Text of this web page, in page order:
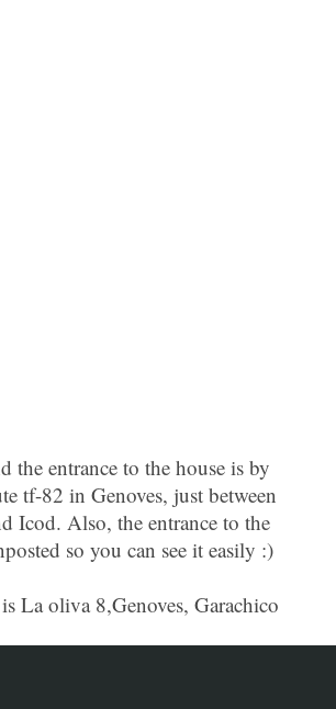
the entrance to the house is by
tf-82 in Genoves, just between
Icod. Also, the entrance to the
so you can see it easily :)
La oliva 8,Genoves, Garachico